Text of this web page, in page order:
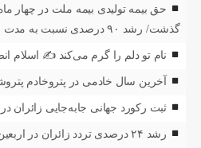
گذشت/ رشد ۹۰ درصدی نسبت به مدت مشابه سال گذشته
نام تو دلم را گرم می‌کند ✍️ اسلام
آخرین سال خادمی در پتروخادم
ثبت رکورد جهانی جابه‌جایی زائران
رشد ۲۴ درصدی تردد زائران در اربعین از مرز مهران